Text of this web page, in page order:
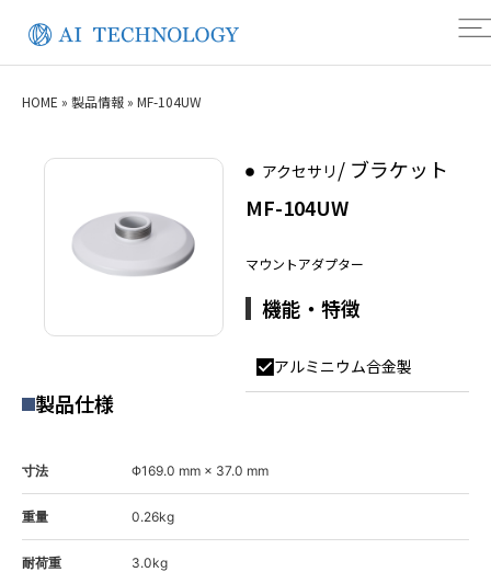
HOME » 製品情報 » MF-104UW
アクセサリ / ブラケット
MF-104UW
マウントアダプター
機能・特徴
アルミニウム合金製
製品仕様
寸法 Φ169.0 mm × 37.0 mm
重量 0.26kg
耐荷重 3.0kg